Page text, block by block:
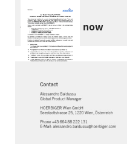
Download now